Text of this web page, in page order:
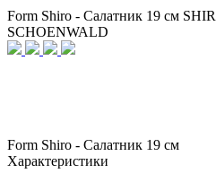
Form Shiro - Салатник 19 см
SCHOENWALD
Form Shiro - Салатник 19 см
Характеристики